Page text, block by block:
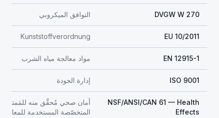
Diese Angabe beschreibt den robusten
Mindestbereich unter anspruchsvollen
Bedingungen. Liegen die tatsächlichen Belastungen
im Alltag niedriger – was häufig der Fall ist – werden
die Medien langsamer beladen. Dadurch kann die
tatsächlich erreichbare Netto-Literleistung je nach
Nutzung, Wasserprofil und Konfiguration deutlich
höher liegen.
DVGW W 270 التوافق الميكروبي
EU 10/2011
Kunststoffverordnung
EN 12915-1 مواد معالجة مياه الشرب
ISO 9001 إدارة الجودة
NSF/ANSI/CAN 61 — Health
Effects
أمان صحي مُحقَّق منه للمَمتزّات
المتخصّصة المستخدمة للمعادن